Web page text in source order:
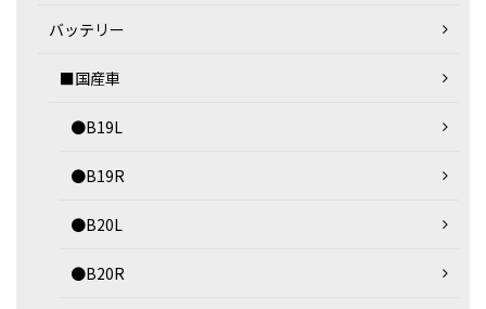
バッテリー
■国産車
●B19L
●B19R
●B20L
●B20R